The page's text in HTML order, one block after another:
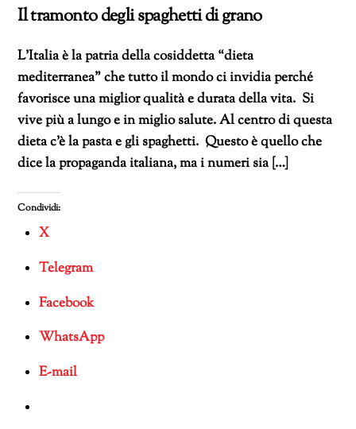
Il tramonto degli spaghetti di grano
L’Italia è la patria della cosiddetta “dieta
mediterranea” che tutto il mondo ci invidia perché
favorisce una miglior qualità e durata della vita. Si
vive più a lungo e in miglio salute. Al centro di questa
dieta c’è la pasta e gli spaghetti. Questo è quello che
dice la propaganda italiana, ma i numeri sia […]
Condividi:
X
Telegram
Facebook
WhatsApp
E-mail